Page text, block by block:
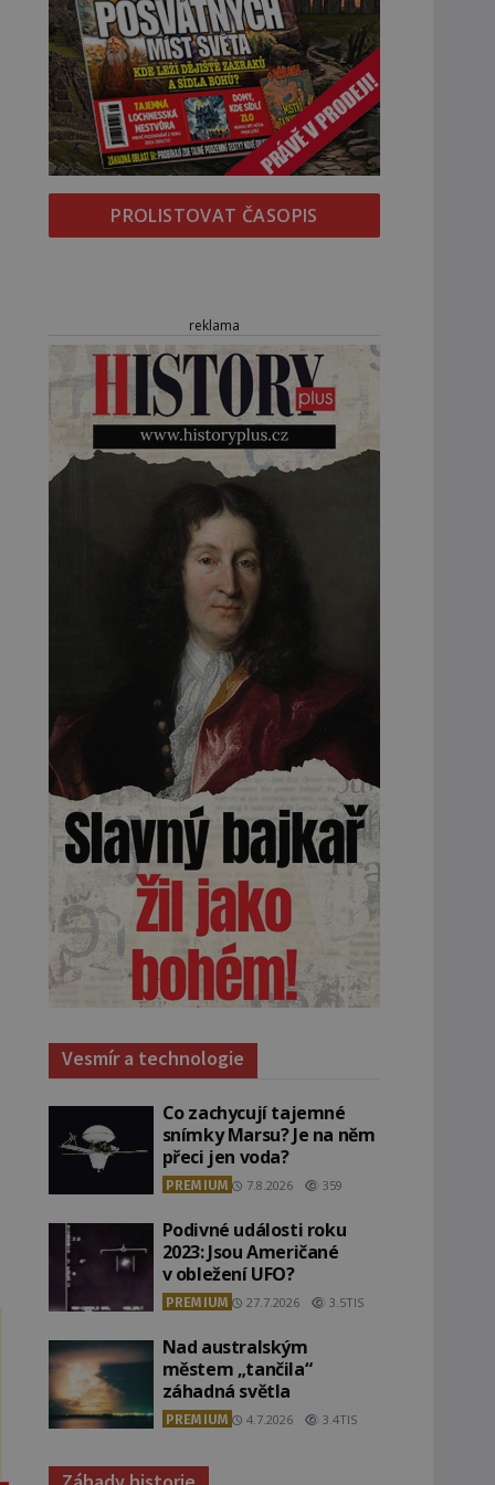
PROLISTOVAT ČASOPIS
reklama
Vesmír a technologie
Co zachycují tajemné
snímky Marsu? Je na něm
přeci jen voda?
PREMIUM 7.8.2026 359
Podivné události roku
2023: Jsou Američané
v obležení UFO?
PREMIUM 27.7.2026 3.5TIS
Nad australským
městem „tančila“
záhadná světla
PREMIUM 4.7.2026 3.4TIS